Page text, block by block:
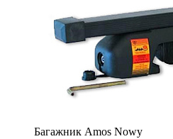
Багажник Amos Nowy